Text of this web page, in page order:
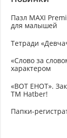
Пазл MAXI
для малышей
Тетради
«Слово за
характером
«ВОТ ЕНОТ».
ТМ Hatber!
Папки-